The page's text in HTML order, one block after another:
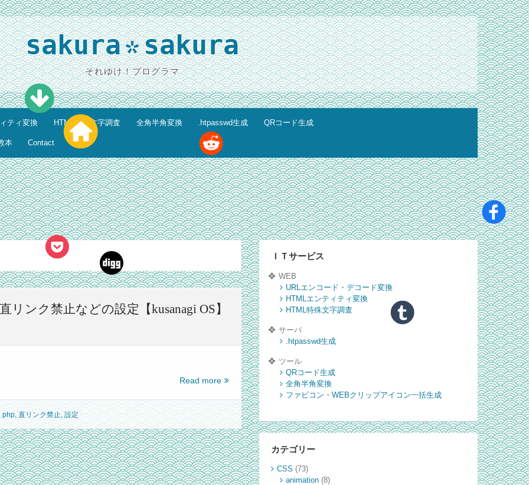
sakura*sakura
それゆけ！プログラマ
ティ変換 HTML特殊文字調査 全角半角変換 .htpasswd生成 QRコード生成
本 Contact
ンク禁止などの設定【kusanagi OS】
Read more【nginx】
を
php
と
し
て
動
か
php,直リンク禁止,設定
ＩＴサービス
WEB
URLエンコード・デコード変換
HTMLエンティティ変換
HTML特殊文字調査
サーバ
.htpasswd生成
ツール
QRコード生成
全角半角変換
ファビコン・WEBクリップアイコン一括生成
カテゴリー
CSS (73)
animation(8)